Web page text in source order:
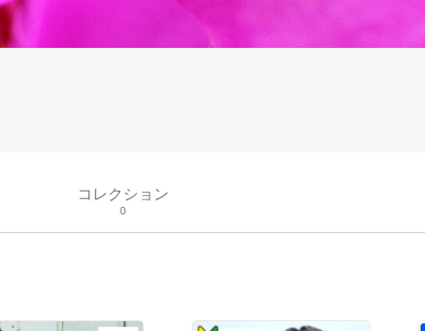
コレクション
0